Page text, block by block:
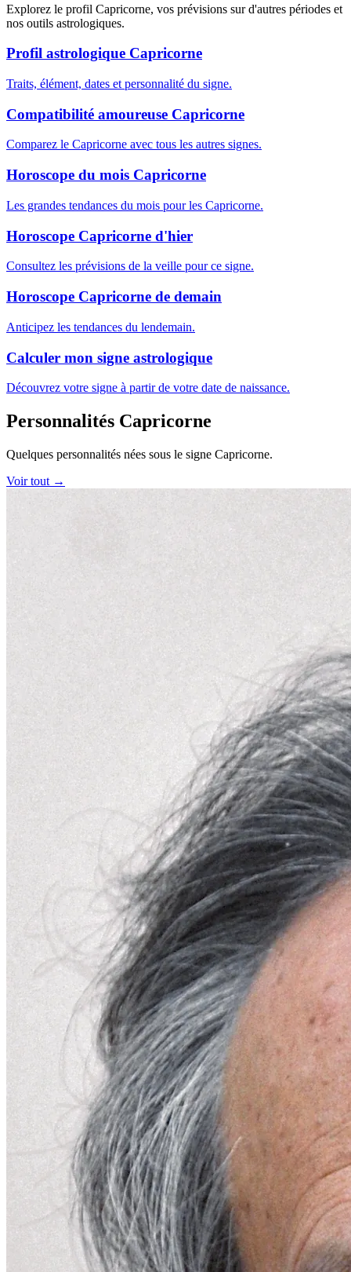
Explorez le profil Capricorne, vos prévisions sur d'autres périodes et
nos outils astrologiques.
Profil astrologique Capricorne
Traits, élément, dates et personnalité du signe.
Compatibilité amoureuse Capricorne
Comparez le Capricorne avec tous les autres signes.
Horoscope du mois Capricorne
Les grandes tendances du mois pour les Capricorne.
Horoscope Capricorne d'hier
Consultez les prévisions de la veille pour ce signe.
Horoscope Capricorne de demain
Anticipez les tendances du lendemain.
Calculer mon signe astrologique
Découvrez votre signe à partir de votre date de naissance.
Personnalités Capricorne
Quelques personnalités nées sous le signe Capricorne.
Voir tout →